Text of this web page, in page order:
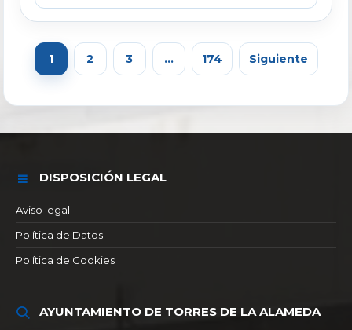
1 2 3 … 174 Siguiente
DISPOSICIÓN LEGAL
Aviso legal
Política de Datos
Política de Cookies
AYUNTAMIENTO DE TORRES DE LA ALAMEDA